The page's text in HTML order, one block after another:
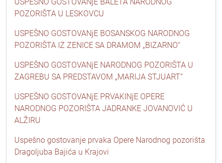
POZORIŠTA U LESKOVCU
USPEŠNO GOSTOVANjE BOSANSKOG NARODNOG
POZORIŠTA IZ ZENICE SA DRAMOM „BIZARNO“
USPEŠNO GOSTOVANjE NARODNOG POZORIŠTA U
ZAGREBU SA PREDSTAVOM „MARIJA STJUART“
USPEŠNO GOSTOVANjE PRVAKINjE OPERE
NARODNOG POZORIŠTA JADRANKE JOVANOVIĆ U
ALŽIRU
Uspešno gostovanje prvaka Opere Narodnog pozorišta
Dragoljuba Bajića u Krajovi